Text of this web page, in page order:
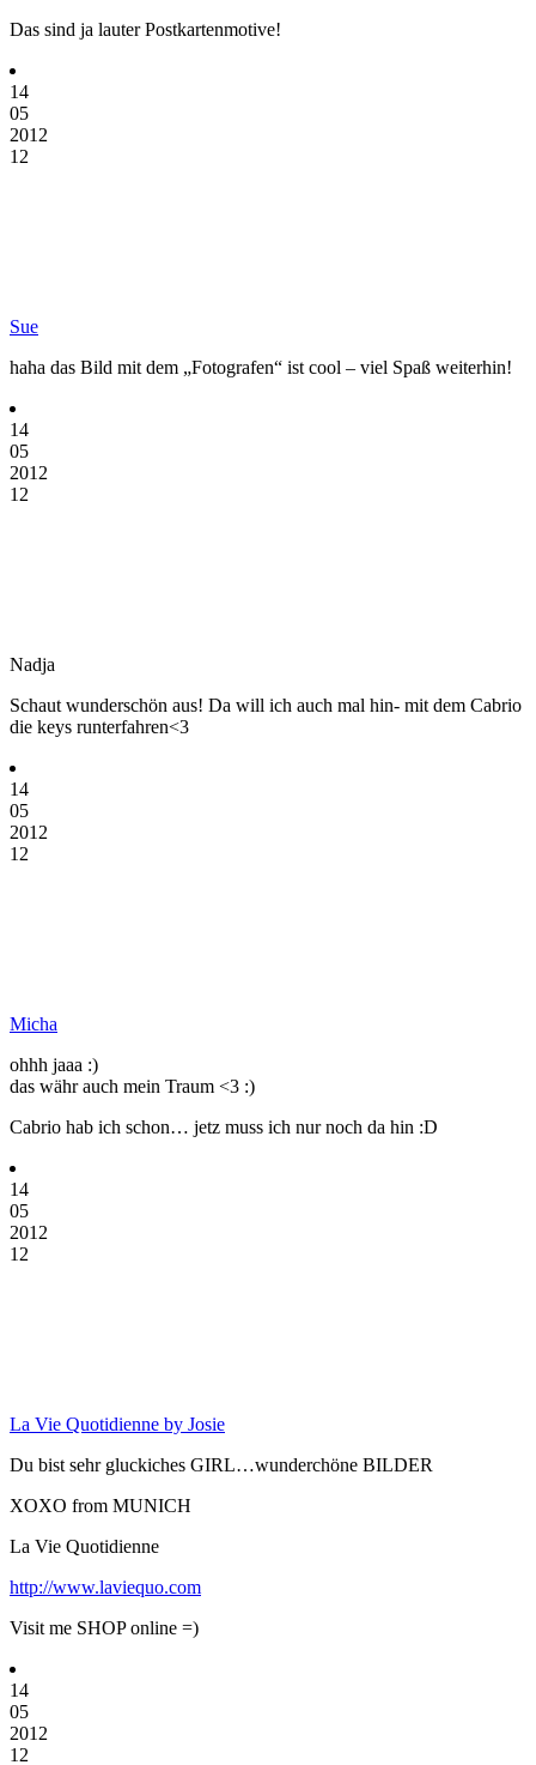
Das sind ja lauter Postkartenmotive!
14
05
2012
12
Sue
haha das Bild mit dem „Fotografen“ ist cool – viel Spaß weiterhin!
14
05
2012
12
Nadja
Schaut wunderschön aus! Da will ich auch mal hin- mit dem Cabrio
die keys runterfahren<3
14
05
2012
12
Micha
ohhh jaaa :)
das währ auch mein Traum <3 :)
Cabrio hab ich schon… jetz muss ich nur noch da hin :D
14
05
2012
12
La Vie Quotidienne by Josie
Du bist sehr gluckiches GIRL…wunderchöne BILDER
XOXO from MUNICH
La Vie Quotidienne
http://www.laviequo.com
Visit me SHOP online =)
14
05
2012
12